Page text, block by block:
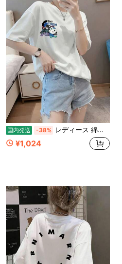
国内発送 -38% レディース 綿素材 プリント柄 半袖 T シャツ クルーネック カジュアル 柔らか肌触り 通気性良好 夏新作 普段着 通勤着 おしゃれデイリーカジュアルトップス
¥1,024